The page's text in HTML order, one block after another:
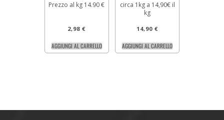
Prezzo al kg 14.90 €
2,98€
AGGIUNGI AL CARRELLO
circa 1kg a 14,90€ il
kg
14,90€
AGGIUNGI AL CARRELLO